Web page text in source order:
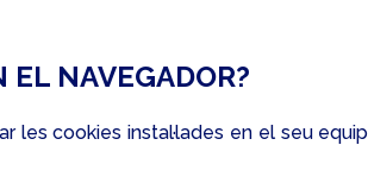
EL NAVEGADOR?
les cookies instal·lades en el seu